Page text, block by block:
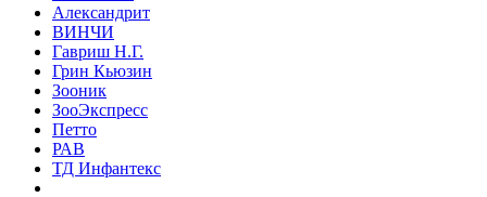
Александрит
ВИНЧИ
Гавриш Н.Г.
Грин Кьюзин
Зооник
ЗооЭкспресс
Петто
РАВ
ТД Инфантекс